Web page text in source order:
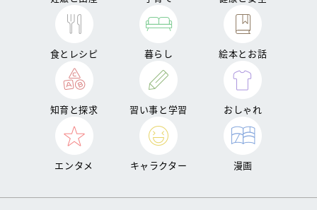
食とレシピ 暮らし 絵本とお話
知育と探求 習い事と学習 おしゃれ
エンタメ キャラクター 漫画